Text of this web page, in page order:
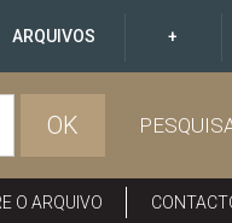
ARQUIVOS +
OK
O ARQUIVO